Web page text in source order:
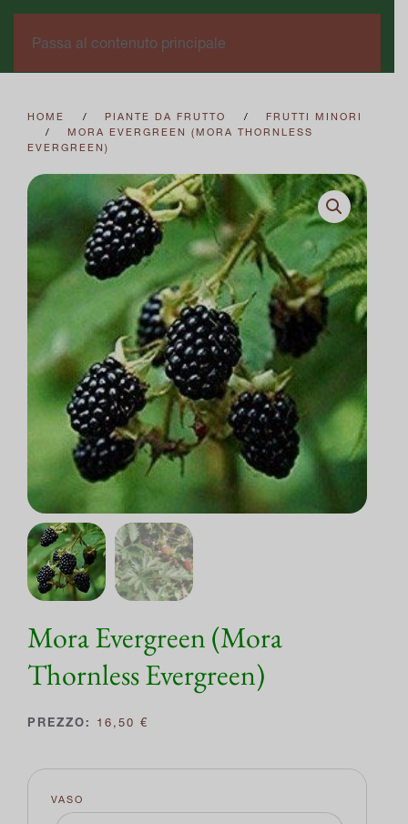
Passa al contenuto principale
HOME PIANTE DA FRUTTO
FRUTTI MINORI
MORA EVERGREEN (MORA THORNLESS
EVERGREEN)
Mora Evergreen (Mora
Thornless Evergreen)
16,50 €
VASO